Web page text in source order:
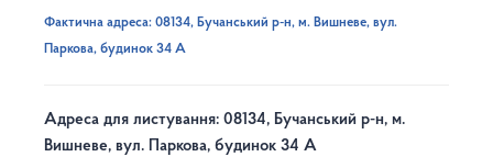
Фактична адреса: 08134, Бучанський р-н, м. Вишневе, вул.
Паркова, будинок 34 А
Адреса для листування: 08134, Бучанський р-н, м.
Вишневе, вул. Паркова, будинок 34 А